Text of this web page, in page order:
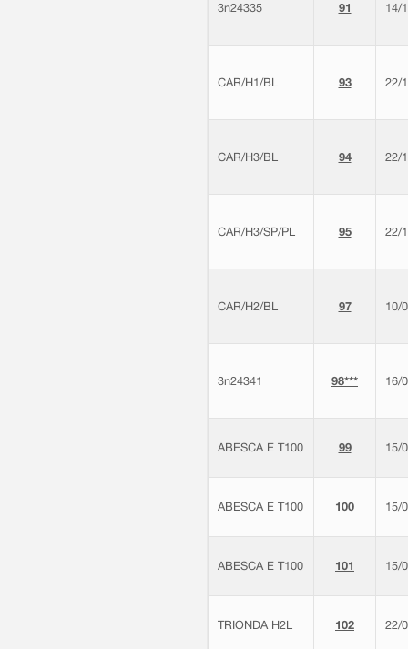
3n24335 91 14/
CAR/H1/BL 93 22/
CAR/H3/BL 94 22/
CAR/H3/SP/PL 95 22/
CAR/H2/BL 97 10/
3n24341 98*** 16/
ABESCA E T100 99 15/
ABESCA E T100 100 15/
ABESCA E T100 101 15/
TRIONDA H2L 102 22/